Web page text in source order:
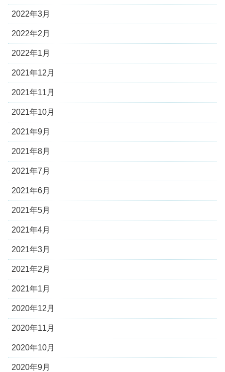
2022年3月
2022年2月
2022年1月
2021年12月
2021年11月
2021年10月
2021年9月
2021年8月
2021年7月
2021年6月
2021年5月
2021年4月
2021年3月
2021年2月
2021年1月
2020年12月
2020年11月
2020年10月
2020年9月